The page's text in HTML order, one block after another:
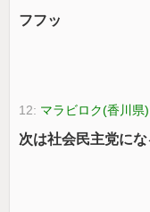
フフッ
12: マラビロク(香川県
次は社会民主党にな